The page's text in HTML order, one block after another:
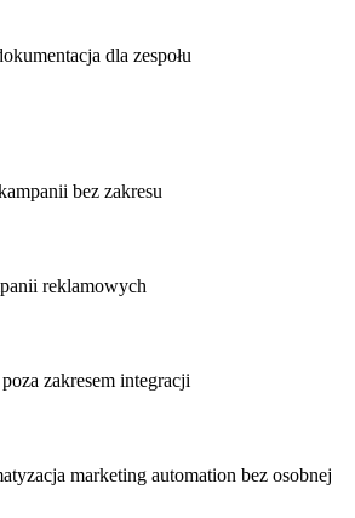
dla zespołu
bez zakresu
reklamowych
zakresem integracji
marketing automation bez osobnej